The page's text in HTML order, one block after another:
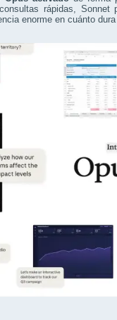
rápidas,
enorme en cuánto dura